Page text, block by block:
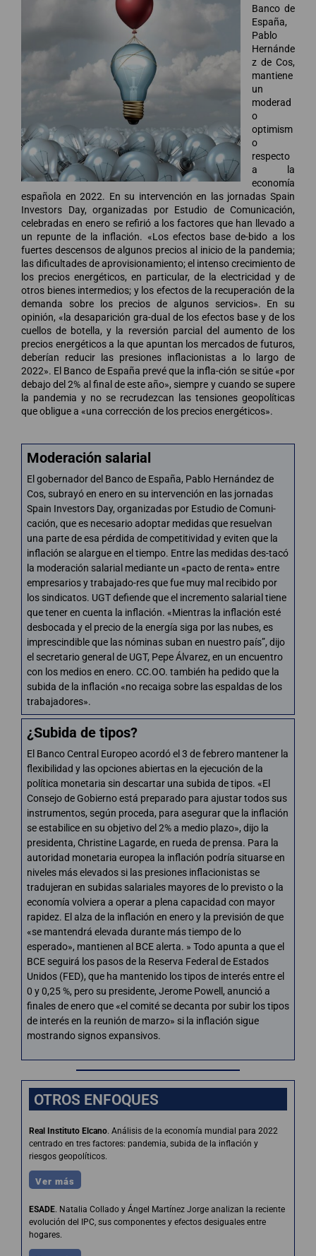
Banco de
España,
Pablo
Hernánde
z de Cos,
mantiene
un
moderad
o
optimism
o
respecto
a la
economía
española en 2022. En su intervención en las jornadas Spain
Investors Day, organizadas por Estudio de Comunicación,
celebradas en enero se refirió a los factores que han llevado a
un repunte de la inflación. «Los efectos base de-bido a los
fuertes descensos de algunos precios al inicio de la pandemia;
las dificultades de aprovisionamiento; el intenso crecimiento de
los precios energéticos, en particular, de la electricidad y de
otros bienes intermedios; y los efectos de la recuperación de la
demanda sobre los precios de algunos servicios». En su
opinión, «la desaparición gra-dual de los efectos base y de los
cuellos de botella, y la reversión parcial del aumento de los
precios energéticos a la que apuntan los mercados de futuros,
deberían reducir las presiones inflacionistas a lo largo de
2022». El Banco de España prevé que la infla-ción se sitúe «por
debajo del 2% al final de este año», siempre y cuando se supere
la pandemia y no se recrudezcan las tensiones geopolíticas
que obligue a «una corrección de los precios energéticos».
Moderación salarial
El gobernador del Banco de España, Pablo Hernández de
Cos, subrayó en enero en su intervención en las jornadas
Spain Investors Day, organizadas por Estudio de Comuni-
cación, que es necesario adoptar medidas que resuelvan
una parte de esa pérdida de competitividad y eviten que la
inflación se alargue en el tiempo. Entre las medidas des-tacó
la moderación salarial mediante un «pacto de renta» entre
empresarios y trabajado-res que fue muy mal recibido por
los sindicatos. UGT defiende que el incremento salarial tiene
que tener en cuenta la inflación. «Mientras la inflación esté
desbocada y el precio de la energía siga por las nubes, es
imprescindible que las nóminas suban en nuestro país”, dijo
el secretario general de UGT, Pepe Álvarez, en un encuentro
con los medios en enero. CC.OO. también ha pedido que la
subida de la inflación «no recaiga sobre las espaldas de los
trabajadores».
¿Subida de tipos?
El Banco Central Europeo acordó el 3 de febrero mantener la
flexibilidad y las opciones abiertas en la ejecución de la
política monetaria sin descartar una subida de tipos. «El
Consejo de Gobierno está preparado para ajustar todos sus
instrumentos, según proceda, para asegurar que la inflación
se estabilice en su objetivo del 2% a medio plazo», dijo la
presidenta, Christine Lagarde, en rueda de prensa. Para la
autoridad monetaria europea la inflación podría situarse en
niveles más elevados si las presiones inflacionistas se
tradujeran en subidas salariales mayores de lo previsto o la
economía volviera a operar a plena capacidad con mayor
rapidez. El alza de la inflación en enero y la previsión de que
«se mantendrá elevada durante más tiempo de lo
esperado», mantienen al BCE alerta. » Todo apunta a que el
BCE seguirá los pasos de la Reserva Federal de Estados
Unidos (FED), que ha mantenido los tipos de interés entre el
0 y 0,25 %, pero su presidente, Jerome Powell, anunció a
finales de enero que «el comité se decanta por subir los tipos
de interés en la reunión de marzo» si la inflación sigue
mostrando signos expansivos.
OTROS ENFOQUES
Real Instituto Elcano. Análisis de la economía mundial para 2022
centrado en tres factores: pandemia, subida de la inflación y
riesgos geopolíticos.
Ver más
ESADE. Natalia Collado y Ángel Martínez Jorge analizan la reciente
evolución del IPC, sus componentes y efectos desiguales entre
hogares.